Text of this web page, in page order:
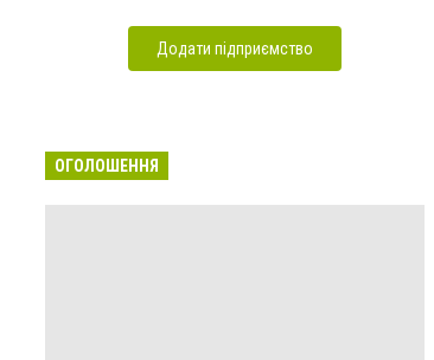
Додати підприємство
ОГОЛОШЕННЯ